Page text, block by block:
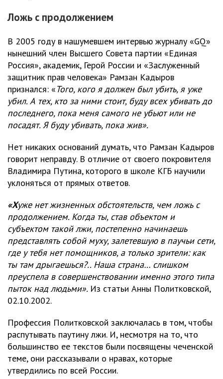
Ложь с продолжением
В 2005 году в нашумевшем интервью журналу «GQ»
нынешний член Высшего Совета партии «Единая
Россия», академик, Герой России и «Заслуженный
защитник прав человека» Рамзан Кадыров
признался: «Того, кого я должен был убить, я уже
убил. А тех, кто за ними стоит, буду всех убивать до
последнего, пока меня самого не убьют или не
посадят. Я буду убивать, пока жив».
Нет никаких оснований думать, что Рамзан Кадыров
говорит неправду. В отличие от своего покровителя
Владимира Путина, которого в школе КГБ научили
уклоняться от прямых ответов.
«Хуже нет жизненных обстоятельств, чем ложь с
продолжением. Когда ты, став объектом и
субъектом такой лжи, постепенно начинаешь
представлять собой муху, залетевшую в паучьи сети,
где у тебя нет помощников, а только зрители: как
ты там дрыгаешься?.. Наша страна… слишком
преуспела в совершенствовании именно этого типа
пыток над людьми». Из статьи Анны Политковской,
02.10.2002.
Профессия Политковской заключалась в том, чтобы
распутывать паутину лжи. И, несмотря на то, что
большинство ее текстов были посвящены чеченской
теме, они рассказывали о нравах, которые
утвердились по всей России.